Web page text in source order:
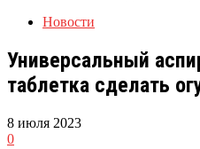
Новости
Универсальный
таблетка сделать
8 июля 2023
0